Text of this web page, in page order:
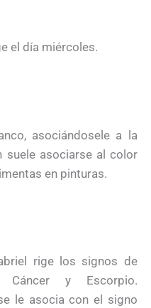
el día miércoles.
asociándosele a la
suele asociarse al color
en pinturas.
rige los signos de
y Escorpio.
le asocia con el signo